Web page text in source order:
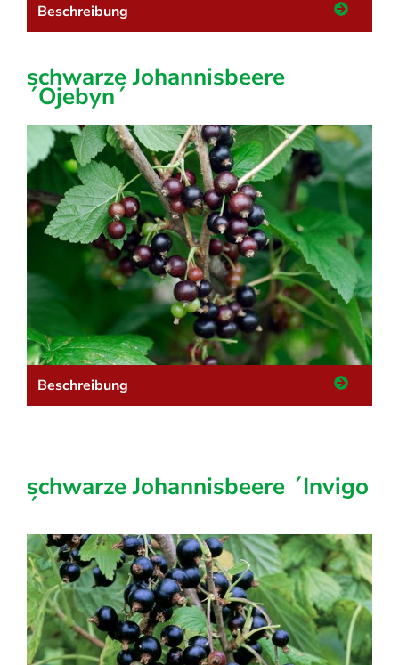
Beschreibung
schwarze Johannisbeere
´Ojebyn´
Beschreibung
schwarze Johannisbeere ´Invigo
´